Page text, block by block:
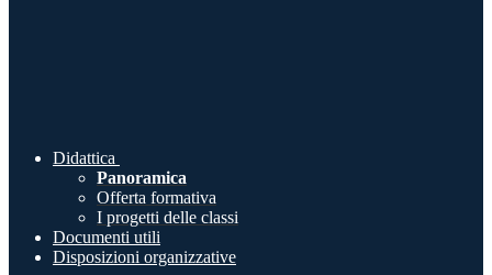
Didattica
Panoramica
Offerta formativa
I progetti delle classi
Documenti utili
Disposizioni organizzative